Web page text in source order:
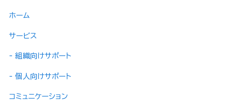
ホーム
サービス
- 組織向けサポート
- 個人向けサポート
コミュニケーション